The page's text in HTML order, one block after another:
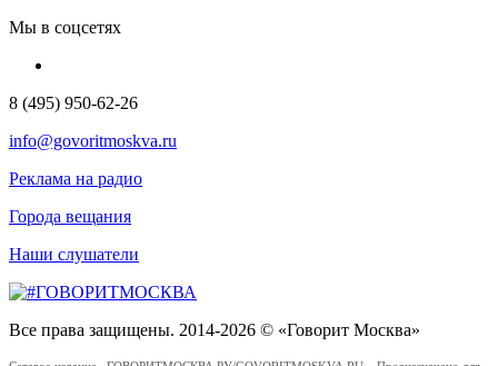
Мы в соцсетях
8 (495) 950-62-26
info@govoritmoskva.ru
Реклама на радио
Города вещания
Наши слушатели
Все права защищены. 2014-2026 © «Говорит Москва»